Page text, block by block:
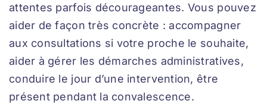
attentes parfois décourageantes. Vous pouvez
aider de façon très concrète : accompagner
aux consultations si votre proche le souhaite,
aider à gérer les démarches administratives,
conduire le jour d’une intervention, être
présent pendant la convalescence.